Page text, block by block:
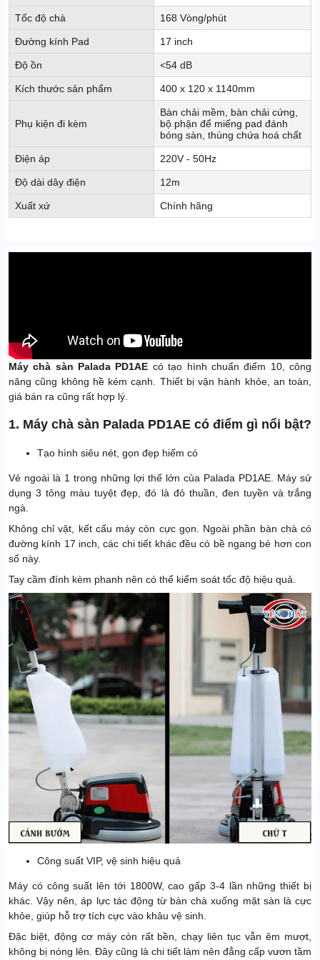
Tốc độ chà 168 Vòng/phút
Đường kính Pad 17 inch
Độ ồn <54 dB
Kích thước sản phẩm 400 x 120 x 1140mm
Phụ kiện đi kèm
Bàn chải mềm, bàn chải cứng,
bộ phận để miếng pad đánh
bóng sàn, thùng chứa hoá chất
Điện áp 220V - 50Hz
Độ dài dây điện 12m
Xuất xứ Chính hãng
Máy chà sàn Palada PD1AE có tạo hình chuẩn điểm 10, công
năng cũng không hề kém cạnh. Thiết bị vận hành khỏe, an toàn,
giá bán ra cũng rất hợp lý.
1. Máy chà sàn Palada PD1AE có điểm gì nổi bật?
Tạo hình siêu nét, gọn đẹp hiếm có
Vẻ ngoài là 1 trong những lợi thế lớn của Palada PD1AE. Máy sử
dụng 3 tông màu tuyệt đẹp, đó là đỏ thuần, đen tuyền và trắng
ngà.
Không chỉ vật, kết cấu máy còn cực gọn. Ngoài phần bàn chà có
đường kính 17 inch, các chi tiết khác đều có bề ngang bé hơn con
số này.
Tay cầm đính kèm phanh nên có thể kiểm soát tốc độ hiệu quả.
Công suất VIP, vệ sinh hiệu quả
Máy có công suất lên tới 1800W, cao gấp 3-4 lần những thiết bị
khác. Vậy nên, áp lực tác động từ bàn chà xuống mặt sàn là cực
khỏe, giúp hỗ trợ tích cực vào khâu vệ sinh.
Đặc biệt, động cơ máy còn rất bền, chạy liên tục vẫn êm mượt,
không bị nóng lên. Đây cũng là chi tiết làm nên đẳng cấp vươn tầm